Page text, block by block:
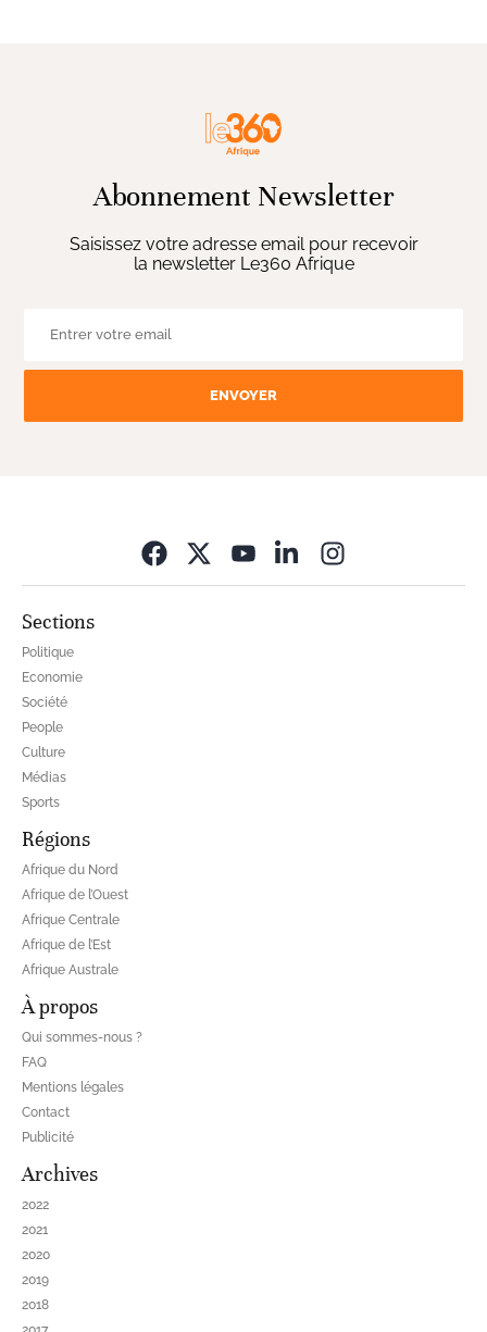
Abonnement Newsletter
Saisissez votre adresse email pour recevoir
la newsletter Le360 Afrique
ENVOYER
Sections
Politique
Economie
Société
People
Culture
Médias
Sports
Régions
Afrique du Nord
Afrique de l’Ouest
Afrique Centrale
Afrique de l’Est
Afrique Australe
À propos
Qui sommes-nous ?
FAQ
Mentions légales
Contact
Publicité
Archives
2022
2021
2020
2019
2018